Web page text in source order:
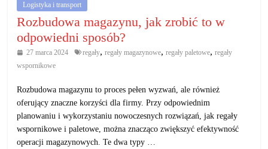
Logistyka i transport
Rozbudowa magazynu, jak zrobić to w
odpowiedni sposób?
27 marca 2024 regały, regały magazynowe, regały paletowe, regały
wspornikowe
Rozbudowa magazynu to proces pełen wyzwań, ale również
oferujący znaczne korzyści dla firmy. Przy odpowiednim
planowaniu i wykorzystaniu nowoczesnych rozwiązań, jak regały
wspornikowe i paletowe, można znacząco zwiększyć efektywność
operacji magazynowych. Te dwa typy …